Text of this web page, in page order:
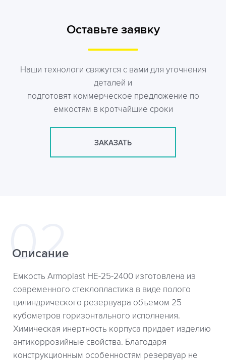
Оставьте заявку
Наши технологи свяжутся с вами для уточнения
деталей и
подготовят коммерческое предложение по
емкостям в кротчайшие сроки
ЗАКАЗАТЬ
Описание
Емкость Armoplast HE-25-2400 изготовлена из
современного стеклопластика в виде полого
цилиндрического резервуара объемом 25
кубометров горизонтального исполнения.
Химическая инертность корпуса придает изделию
антикоррозийные свойства. Благодаря
конструкционным особенностям резервуар не